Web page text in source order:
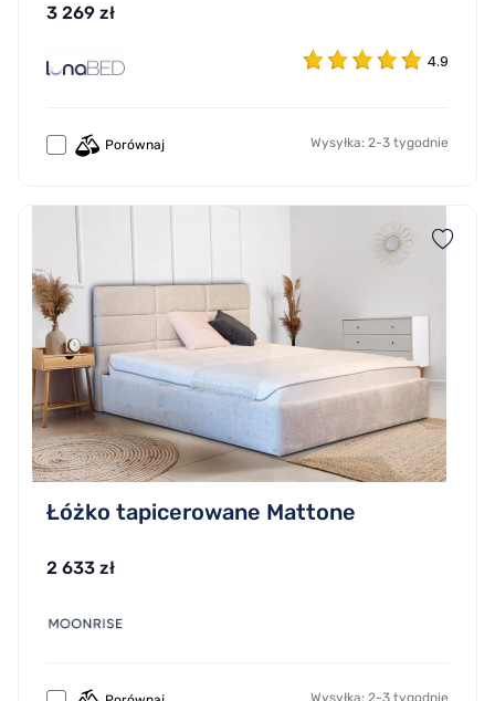
3 269 zł
4.9
Porównaj Wysyłka: 2-3 tygodnie
Łóżko tapicerowane Mattone
2 633 zł
Wysyłka: 2-3 tygodnie